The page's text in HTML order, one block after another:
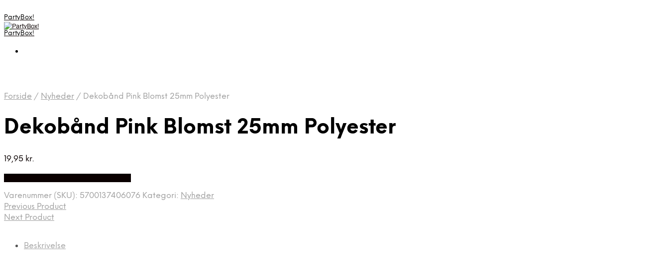
PartyBox!
PartyBox!
Forside / Nyheder / Dekobånd Pink Blomst 25mm Polyester
Dekobånd Pink Blomst 25mm Polyester
19,95 kr.
Varenummer (SKU): 5700137406076 Kategori: Nyheder
Previous Product
Next Product
Beskrivelse